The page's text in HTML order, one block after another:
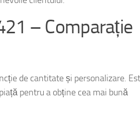
– Comparație
de cantitate și personalizare. Este
pentru a obține cea mai bună